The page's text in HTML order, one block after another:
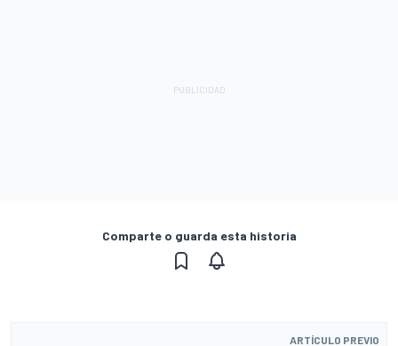
Comparte o guarda esta historia
ARTÍCULO PREVIO